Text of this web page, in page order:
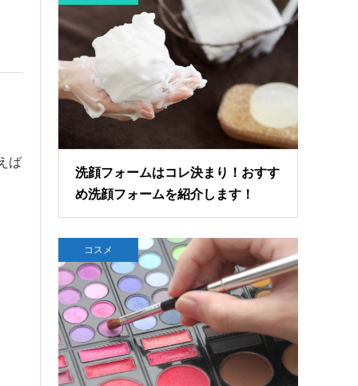
ば
洗顔フォームはコレ決まり！おすす
め洗顔フォームを紹介します！
コスメ